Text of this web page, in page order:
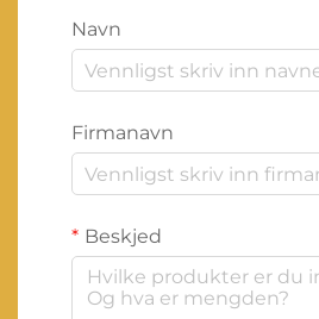
Navn
Firmanavn
Beskjed